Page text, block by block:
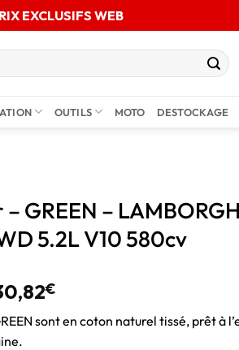
EXCLUSIFS WEB
OUTILS MOTO DESTOCKAGE
GREEN –
5.2L V10 580cv
€
sont en coton naturel tissé, prêt à